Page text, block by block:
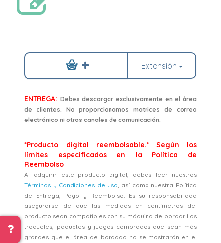
Extensión
ENTREGA: Debes descargar exclusivamente en el área
de clientes. No proporcionamos matrices de correo
electrónico ni otros canales de comunicación.
*Producto digital reembolsable.* Según los
límites especificados en la Política de
Reembolso
Al adquirir este producto digital, debes leer nuestros
Términos y Condiciones de Uso, así como nuestra Política
de Entrega, Pago y Reembolso. Es su responsabilidad
asegurarse de que las medidas en centímetros del
producto sean compatibles con su máquina de bordar. Los
troqueles, paquetes y juegos comprados que sean más
grandes que el área de bordado no se mostrarán en el